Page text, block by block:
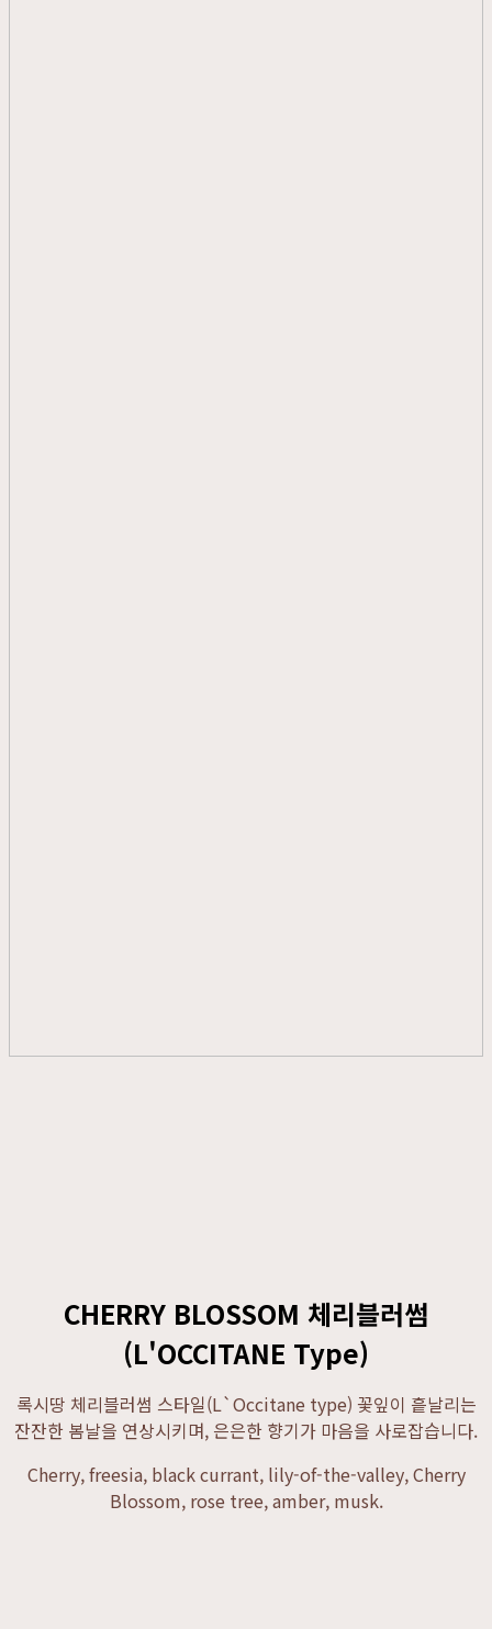
CHERRY BLOSSOM 체리블러썸
(L'OCCITANE Type)
록시땅 체리블러썸 스타일(L`Occitane type) 꽃잎이 흩날리는
잔잔한 봄날을 연상시키며, 은은한 향기가 마음을 사로잡습니다.
Cherry, freesia, black currant, lily-of-the-valley, Cherry
Blossom, rose tree, amber, musk.